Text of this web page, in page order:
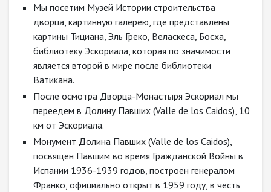
Мы посетим Музей Истории строительства
дворца, картинную галерею, где представлены
картины Тициана, Эль Греко, Веласкеса, Босха,
библиотеку Эскориала, которая по значимости
является второй в мире после библиотеки
Ватикана.
После осмотра Дворца-Монастыря Эскориал мы
переедем в Долину Павших (Valle de los Caidos), 10
км от Эскориала.
Монумент Долина Павших (Valle de los Caidos),
посвящен Павшим во время Гражданской Войны в
Испании 1936-1939 годов, построен генералом
Франко, официально открыт в 1959 году, в честь